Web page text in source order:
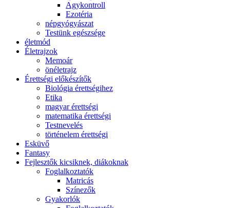
Agykontroll
Ezotéria
népgyógyászat
Testünk egészsége
életmód
Életrajzok
Memoár
önéletrajz
Érettségi előkészítők
Biológia érettségihez
Etika
magyar érettségi
matematika érettségi
Testnevelés
történelem érettségi
Esküvő
Fantasy
Fejlesztők kicsiknek, diákoknak
Foglalkoztatók
Matricás
Színezők
Gyakorlók